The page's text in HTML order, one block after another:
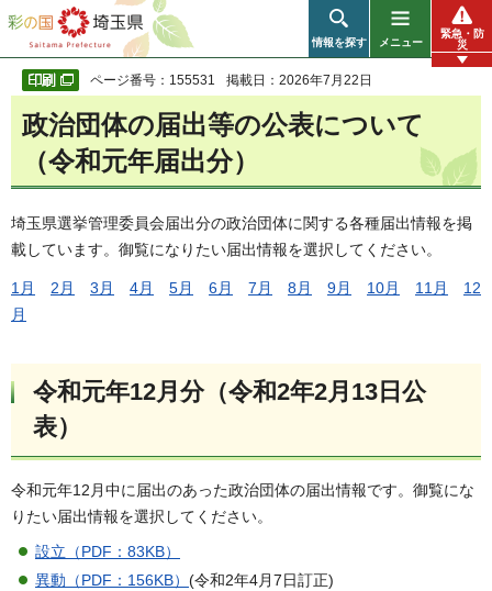
彩の国 埼玉県
情報を探す メニュー
緊急・防
災
ページ番号：155531 掲載日：2026年7月22日
政治団体の届出等の公表について
（令和元年届出分）
埼玉県選挙管理委員会届出分の政治団体に関する各種届出情報を掲
載しています。御覧になりたい届出情報を選択してください。
1月 2月 3月 4月 5月 6月 7月 8月 9月 10月 11月
12
月
令和元年12月分（令和2年2月13日公
表）
令和元年12月中に届出のあった政治団体の届出情報です。御覧にな
りたい届出情報を選択してください。
設立（PDF：83KB）
異動（PDF：156KB） (令和2年4月7日訂正)